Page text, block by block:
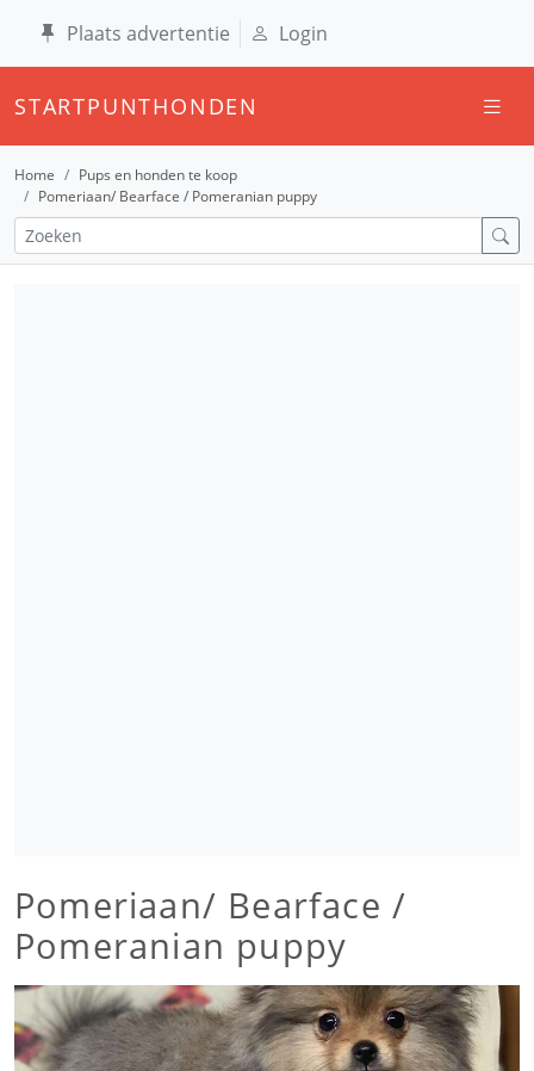
Plaats advertentie Login
STARTPUNTHONDEN
Home
Pups en honden te koop
Pomeriaan/ Bearface / Pomeranian puppy
Pomeriaan/ Bearface /
Pomeranian puppy